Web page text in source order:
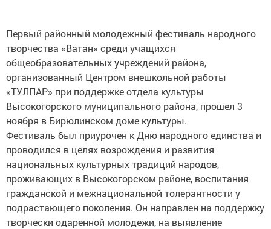
Первый районный молодежный фестиваль народного
творчества «Ватан» среди учащихся
общеобразовательных учреждений района,
организованный Центром внешкольной работы
«ТУЛПАР» при поддержке отдела культуры
Высокогорского муниципального района, прошел 3
ноября в Бирюлинском доме культуры.
Фестиваль был приурочен к Дню народного единства и
проводился в целях возрождения и развития
национальных культурных традиций народов,
проживающих в Высокогорском районе, воспитания
гражданской и межнациональной толерантности у
подрастающего поколения. Он направлен на поддержку
творчески одаренной молодежи, на выявление